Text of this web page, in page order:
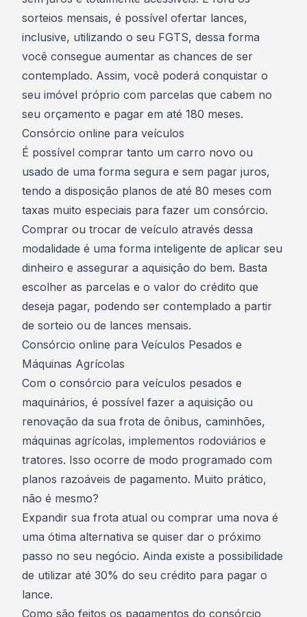
sorteios mensais, é possível ofertar lances,
inclusive, utilizando o seu FGTS, dessa forma
você consegue aumentar as chances de ser
contemplado. Assim, você poderá conquistar o
seu imóvel próprio com parcelas que cabem no
seu orçamento e pagar em até 180 meses.
Consórcio online para veículos
É possível comprar tanto um carro novo ou
usado de uma forma segura e sem pagar juros,
tendo a disposição planos de até 80 meses com
taxas muito especiais para fazer um consórcio.
Comprar ou trocar de veículo através dessa
modalidade é uma forma inteligente de aplicar seu
dinheiro e assegurar a aquisição do bem. Basta
escolher as parcelas e o valor do crédito que
deseja pagar, podendo ser contemplado a partir
de sorteio ou de lances mensais.
Consórcio online para Veículos Pesados e
Máquinas Agrícolas
Com o consórcio para veículos pesados e
maquinários, é possível fazer a aquisição ou
renovação da sua frota de ônibus, caminhões,
máquinas agrícolas, implementos rodoviários e
tratores. Isso ocorre de modo programado com
planos razoáveis de pagamento. Muito prático,
não é mesmo?
Expandir sua frota atual ou comprar uma nova é
uma ótima alternativa se quiser dar o próximo
passo no seu negócio. Ainda existe a possibilidade
de utilizar até 30% do seu crédito para pagar o
lance.
Como são feitos os pagamentos do consórcio